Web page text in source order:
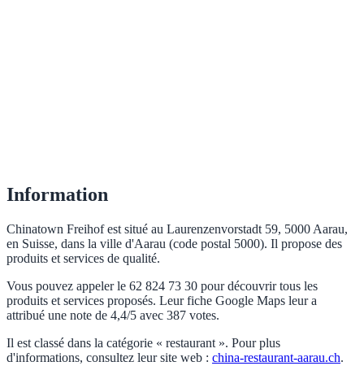
Information
Chinatown Freihof est situé au Laurenzenvorstadt 59, 5000 Aarau,
en Suisse, dans la ville d'Aarau (code postal 5000). Il propose des
produits et services de qualité.
Vous pouvez appeler le 62 824 73 30 pour découvrir tous les
produits et services proposés. Leur fiche Google Maps leur a
attribué une note de 4,4/5 avec 387 votes.
Il est classé dans la catégorie « restaurant ». Pour plus
d'informations, consultez leur site web : china-restaurant-aarau.ch.